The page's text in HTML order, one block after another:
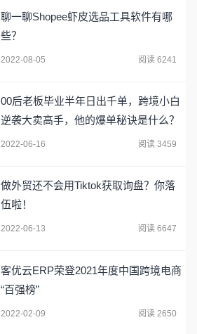
聊一聊Shopee虾皮选品工具软件有哪
些？
2022-08-05 阅读 6241
00后老板毕业半年日出千单，跨境小白
逆袭大卖高手，他的爆单秘诀是什么？
2022-06-16 阅读 3459
做外贸还不会用Tiktok获取询盘？你落
伍啦！
2022-06-13 阅读 6647
客优云ERP荣登2021年度中国跨境电商
“百强榜”
2022-02-09 阅读 2650